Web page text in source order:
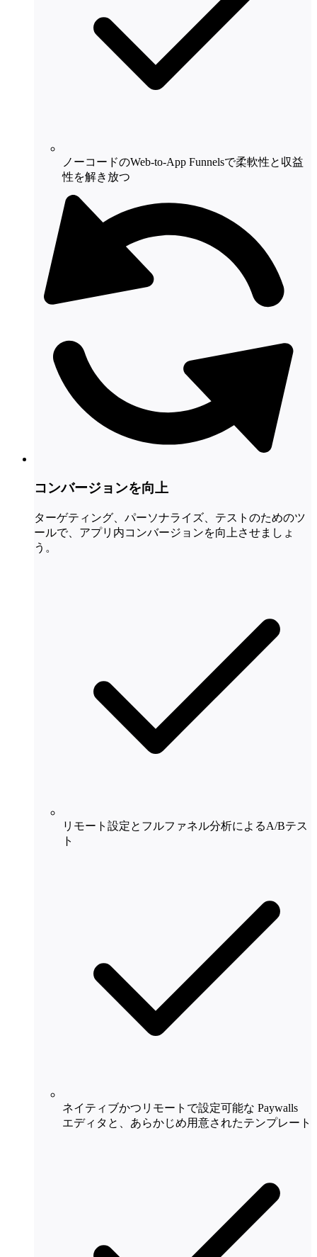
ノーコードのWeb-to-App Funnelsで柔軟性と収益
性を解き放つ
コンバージョンを向上
ターゲティング、パーソナライズ、テストのためのツ
ールで、アプリ内コンバージョンを向上させましょ
う。
リモート設定とフルファネル分析によるA/Bテス
ト
ネイティブかつリモートで設定可能な Paywalls
エディタと、あらかじめ用意されたテンプレート